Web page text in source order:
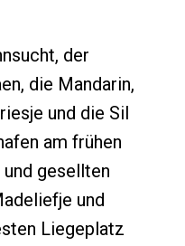
der
die Mandarin,
und die Sil
am frühen
gesellten
und
Liegeplatz